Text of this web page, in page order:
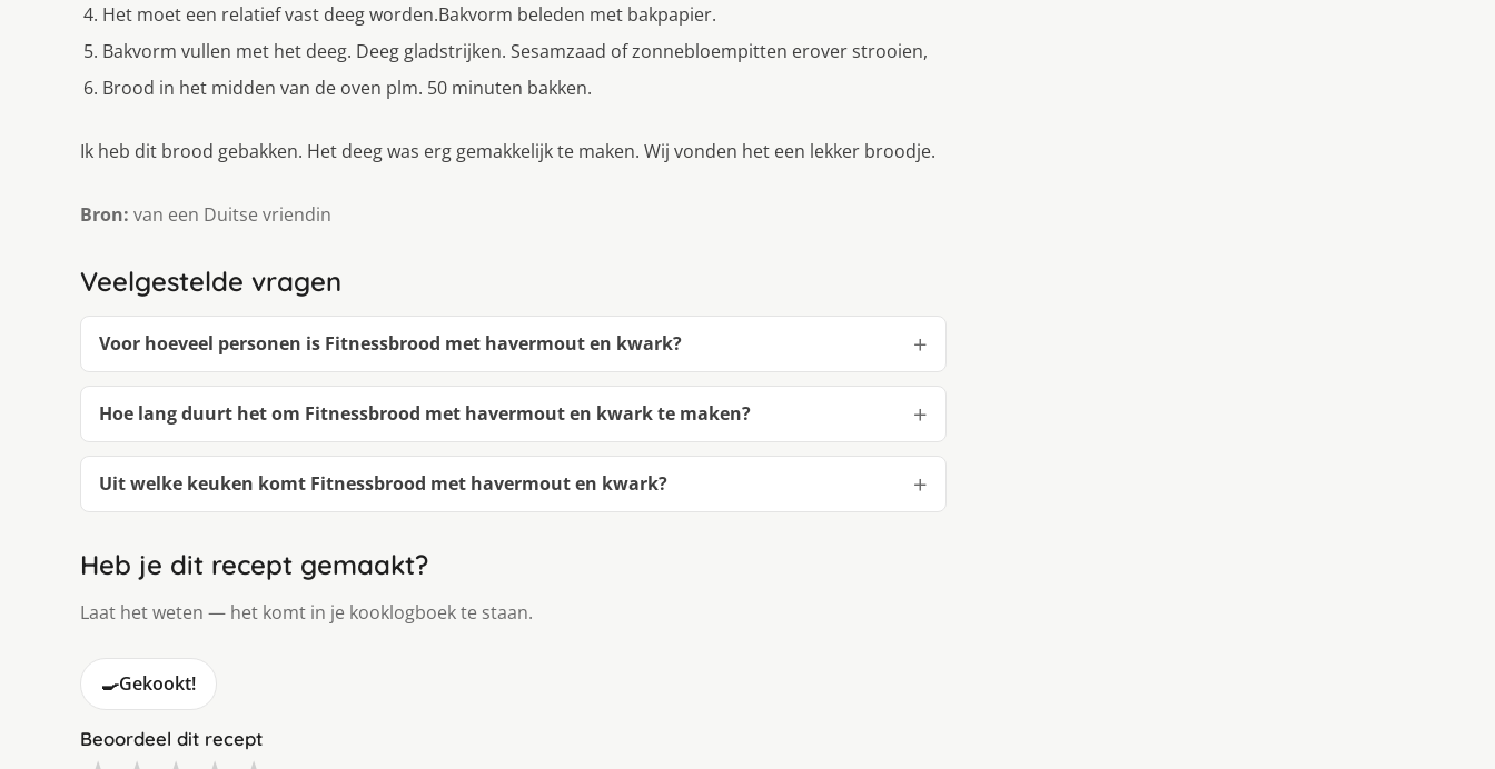
Het moet een relatief vast deeg worden.Bakvorm beleden met bakpapier.
Bakvorm vullen met het deeg. Deeg gladstrijken. Sesamzaad of zonnebloempitten erover strooien,
Brood in het midden van de oven plm. 50 minuten bakken.
Ik heb dit brood gebakken. Het deeg was erg gemakkelijk te maken. Wij vonden het een lekker broodje.
Bron: van een Duitse vriendin
Veelgestelde vragen
Voor hoeveel personen is Fitnessbrood met havermout en kwark?
Hoe lang duurt het om Fitnessbrood met havermout en kwark te maken?
Uit welke keuken komt Fitnessbrood met havermout en kwark?
Heb je dit recept gemaakt?
Laat het weten — het komt in je kooklogboek te staan.
🍳Gekookt!
Beoordeel dit recept